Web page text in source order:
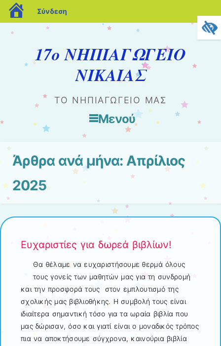
blogs.sch.gr
Σύνδεση
17ο ΝΗΠΙΑΓΩΓΕΙΟ
ΝΙΚΑΙΑΣ
ΤΟ ΝΗΠΙΑΓΩΓΕΊΟ ΜΑΣ
Μενού
Μετάβαση στο περιεχόμενο
Άρθρα ανά μήνα: Απρίλιος
2025
Ευχαριστίες για δωρεά βιβλίων!
Θα θέλαμε να ευχαριστήσουμε θερμά όλους
τους γονείς των μαθητών μας για τη συνδρομή
και την προσφορά τους στον εμπλουτισμό της
σχολικής μας βιβλιοθήκης. Η συμβολή τους είναι
ιδιαίτερα σημαντική τόσο για τα ωραία βιβλία που
μας δώρισαν, όσο και γιατί είναι ο μοναδικός τρόπος
πια να αποκτήσουμε σύγχρονα, καινούρια βιβλία